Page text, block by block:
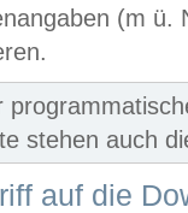
(m ü.
stehen auch
auf die